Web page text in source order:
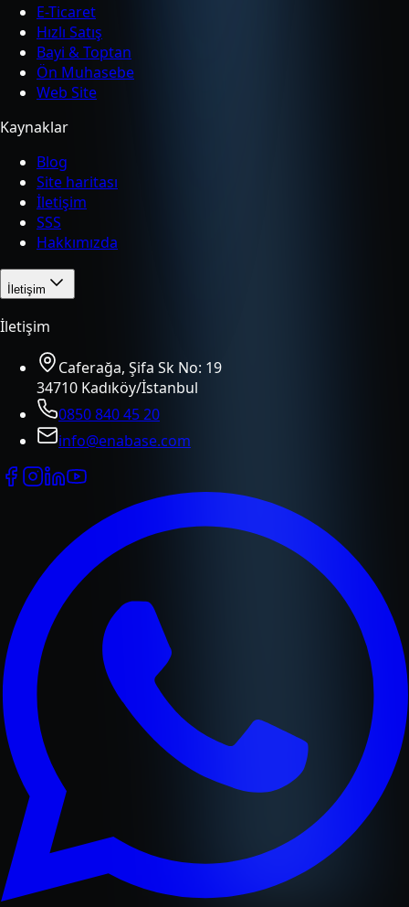
E-Ticaret
Hızlı Satış
Bayi & Toptan
Ön Muhasebe
Web Site
Kaynaklar
Blog
Site haritası
İletişim
SSS
Hakkımızda
İletişim
İletişim
Caferağa, Şifa Sk No: 19
34710 Kadıköy/İstanbul
0850 840 45 20
info@enabase.com